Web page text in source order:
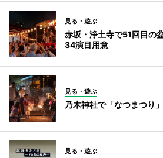
見る・遊ぶ
赤坂・浄土寺で51回目
34演目用意
見る・遊ぶ
乃木神社で「なつまつり
見る・遊ぶ